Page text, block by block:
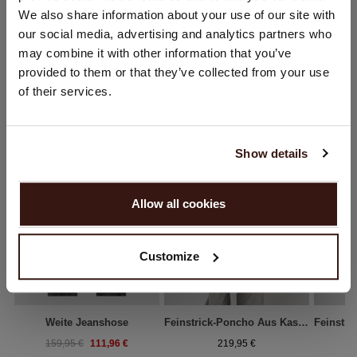
We also share information about your use of our site with
our social media, advertising and analytics partners who
may combine it with other information that you’ve
provided to them or that they’ve collected from your use
of their services.
Show details
Allow all cookies
Customize
DAS KÖNNTE IHNEN AUCH GEFALLEN
Weite Jeanshose
159,95 € 111,96 €
Feinstrick-Poncho Aus Kaschmir Mit Fransen
219,95 €
Sie besuchen Repeat cashmere von Deutschland (€) aus.
Möchten Sie Ihre Standort aktualisieren?
Vereinigte Staaten ($)
WEITER